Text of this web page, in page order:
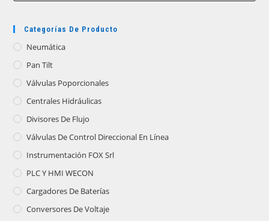
Categorías De Producto
Neumática
Pan Tilt
Válvulas Poporcionales
Centrales Hidráulicas
Divisores De Flujo
Válvulas De Control Direccional En Línea
Instrumentación FOX Srl
PLC Y HMI WECON
Cargadores De Baterías
Conversores De Voltaje